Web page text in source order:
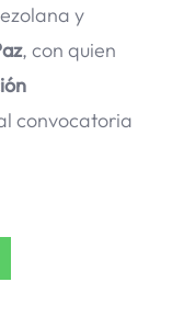
y
, con quien
convocatoria